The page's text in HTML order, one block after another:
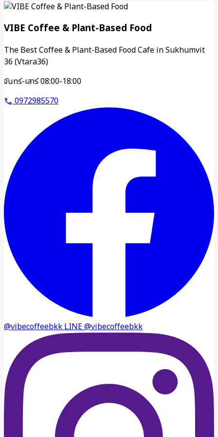
VIBE Coffee & Plant-Based Food
The Best Coffee & Plant-Based Food Cafe in Sukhumvit
36 (Vtara36)
จันทร์-เสาร์ 08:00-18:00
call 0972985570
@vibecoffeebkkLINE@vibecoffeebkk